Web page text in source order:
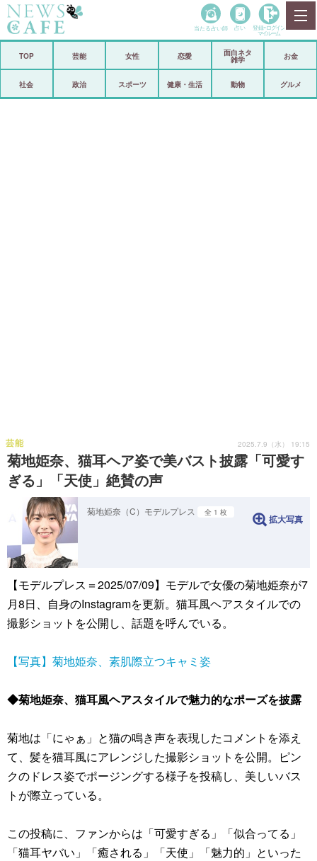
政治
当たる占い師 占い 登録• ログイン
マイルーム
TOP 芸能 女性 恋愛
面白ネタ
雑学
お金
社会 政治 スポーツ 健康・生活 動物 グルメ
菊地姫奈、猫耳ヘア姿で美バスト披露「可愛す
ぎる」「天使」絶賛の声
芸能 2025.7.9（水） 19:15
菊地姫奈（C）モデルプレス 全 1 枚
拡大写真
【モデルプレス＝2025/07/09】モデルで女優の菊地姫奈が7
月8日、自身のInstagramを更新。猫耳風ヘアスタイルでの
撮影ショットを公開し、話題を呼んでいる。
【写真】菊地姫奈、素肌際立つキャミ姿
◆菊地姫奈、猫耳風ヘアスタイルで魅力的なポーズを披露
菊地は「にゃぁ」と猫の鳴き声を表現したコメントを添え
て、髪を猫耳風にアレンジした撮影ショットを公開。ピン
クのドレス姿でポージングする様子を投稿し、美しいバス
トが際立っている。
この投稿に、ファンからは「可愛すぎる」「似合ってる」
「猫耳ヤバい」「癒される」「天使」「魅力的」といった